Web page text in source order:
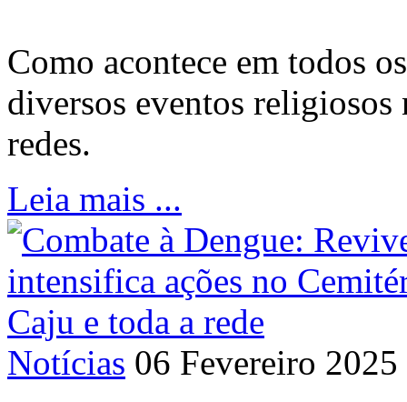
Como acontece em todos
diversos eventos
redes.
Leia mais ...
Notícias 06 Fevereiro 2025